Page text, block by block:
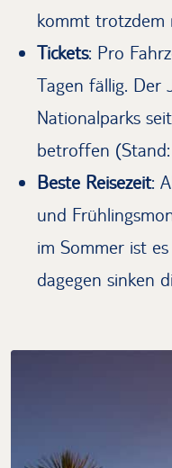
kommt trotzdem
Tickets: Pro
Tagen fällig. Der
Nationalparks
betroffen
Beste Reisezeit:
und
im Sommer ist
dagegen sinken